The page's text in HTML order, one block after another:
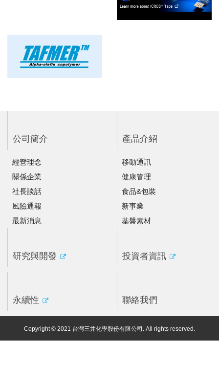
公司簡介
經營理念
關係企業
社長談話
風險通報
最新消息
產品介紹
移動通訊
健康管理
食品&包裝
新事業
基盤素材
研究與開發 投資者資訊
永續性 聯絡我們
Copyright © 2021 台灣三井化學股份有限公司. All rights reserved.